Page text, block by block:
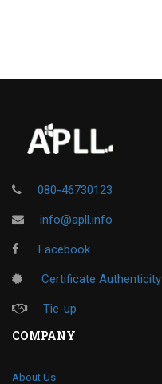
080-46730123
info@apll.info
Facebook
Certificate Authenticity
Tie-up
COMPANY
About Us